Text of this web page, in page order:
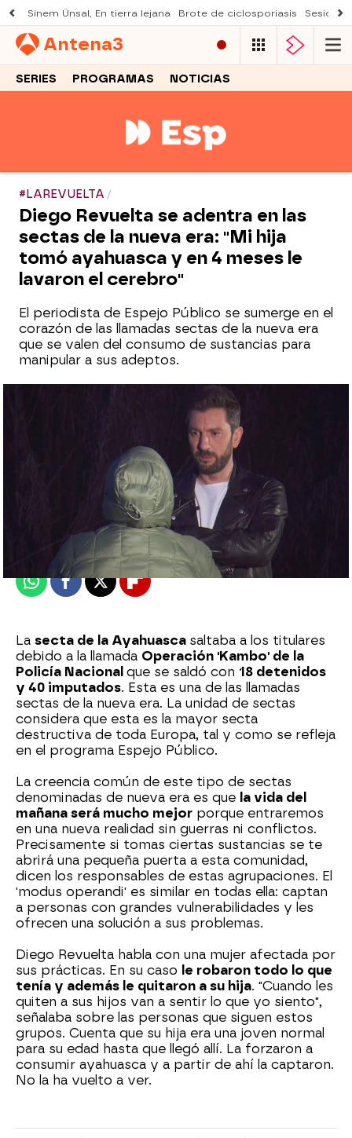
Sinem Ünsal, En tierra lejana Brote de ciclosporiasis Sesión
Antena3
SERIES PROGRAMAS NOTICIAS
#LAREVUELTA
Diego Revuelta se adentra en las
sectas de la nueva era: "Mi hija
tomó ayahuasca y en 4 meses le
lavaron el cerebro"
El periodista de Espejo Público se sumerge en el
corazón de las llamadas sectas de la nueva era
que se valen del consumo de sustancias para
manipular a sus adeptos.
Laura Simón
Publicado:31 de enero de 2024, 14:01
WhatsappFacebook
X Flipboard
La secta de la Ayahuasca saltaba a los titulares
debido a la llamada Operación 'Kambo' de la
Policía Nacional que se saldó con 18 detenidos
y 40 imputados. Esta es una de las llamadas
sectas de la nueva era. La unidad de sectas
considera que esta es la mayor secta
destructiva de toda Europa, tal y como se refleja
en el programa Espejo Público.
La creencia común de este tipo de sectas
denominadas de nueva era es que la vida del
mañana será mucho mejor porque entraremos
en una nueva realidad sin guerras ni conflictos.
Precisamente si tomas ciertas sustancias se te
abrirá una pequeña puerta a esta comunidad,
dicen los responsables de estas agrupaciones. El
'modus operandi' es similar en todas ella: captan
a personas con grandes vulnerabilidades y les
ofrecen una solución a sus problemas.
Diego Revuelta habla con una mujer afectada por
sus prácticas. En su caso le robaron todo lo que
tenía y además le quitaron a su hija. "Cuando les
quiten a sus hijos van a sentir lo que yo siento",
señalaba sobre las personas que siguen estos
grupos. Cuenta que su hija era una joven normal
para su edad hasta que llegó allí. La forzaron a
consumir ayahuasca y a partir de ahí la captaron.
No la ha vuelto a ver.